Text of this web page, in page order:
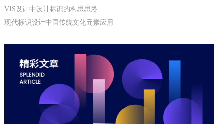
VIS设计中设计标识的构思思路
现代标识设计中国传统文化元素应用